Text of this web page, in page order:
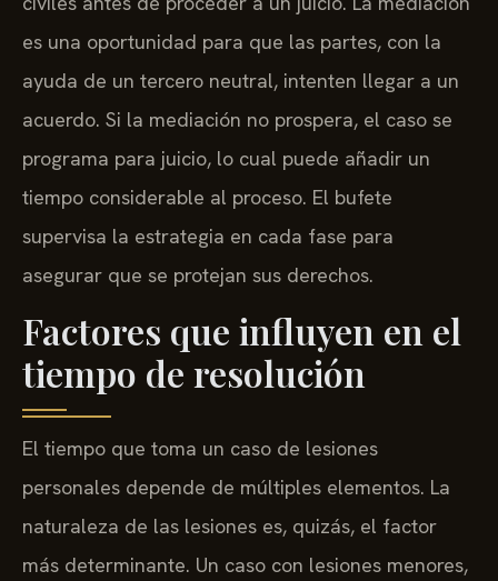
es una oportunidad para que las partes, con la
ayuda de un tercero neutral, intenten llegar a un
acuerdo. Si la mediación no prospera, el caso se
programa para juicio, lo cual puede añadir un
tiempo considerable al proceso. El bufete
supervisa la estrategia en cada fase para
asegurar que se protejan sus derechos.
Factores que influyen en el
tiempo de resolución
El tiempo que toma un caso de lesiones
personales depende de múltiples elementos. La
naturaleza de las lesiones es, quizás, el factor
más determinante. Un caso con lesiones menores,